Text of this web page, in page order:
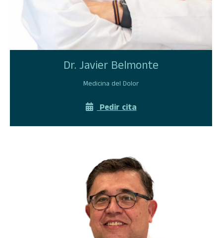
Dr. Javier Belmonte
Medicina del Dolor
Pedir cita